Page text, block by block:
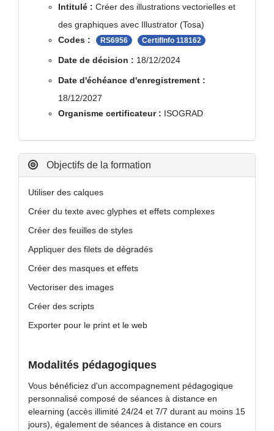
Intitulé : Créer des illustrations vectorielles et
des graphiques avec Illustrator (Tosa)
Codes :
RS6956 CertifInfo 118162
Date de décision : 18/12/2024
Date d'échéance d'enregistrement :
18/12/2027
Organisme certificateur : ISOGRAD
Objectifs de la formation
Utiliser des calques
Créer du texte avec glyphes et effets complexes
Créer des feuilles de styles
Appliquer des filets de dégradés
Créer des masques et effets
Vectoriser des images
Créer des scripts
Exporter pour le print et le web
Modalités pédagogiques
Vous bénéficiez d'un accompagnement pédagogique
personnalisé composé de séances à distance en
elearning (accès illimité 24/24 et 7/7 durant au moins 15
jours), également de séances à distance en cours